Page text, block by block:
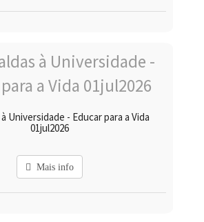
Universidade - Educar para a Vida
01jul2026
Mais info